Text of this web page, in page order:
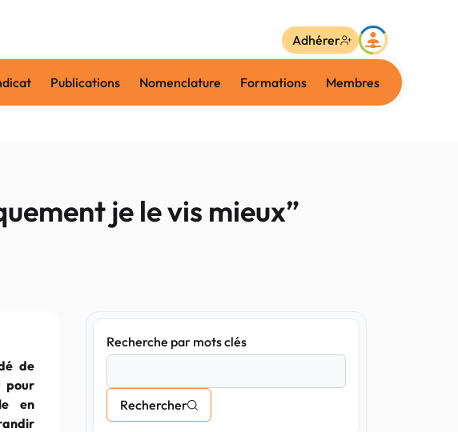
Publications Nomenclature Formations Membres
Adhérer
je le vis mieux”
de
pour
en
Recherche par mots clés
Rechercher